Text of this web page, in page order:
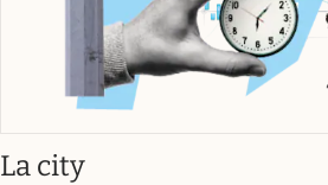
La cityabre en nueva